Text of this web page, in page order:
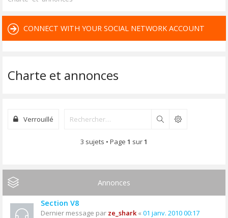
CONNECT WITH YOUR SOCIAL NETWORK ACCOUNT
Charte et annonces
Verrouillé Rechercher
3 sujets • Page 1 sur1
Annonces
Section V8
Dernier message par ze_shark« 01 janv. 2010 00:17